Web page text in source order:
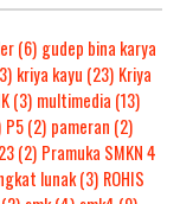
(6) gudep bina karya
kriya kayu (23) Kriya
(3) multimedia (13)
P5(2) pameran (2)
(2) Pramuka SMKN 4
lunak(3) ROHIS